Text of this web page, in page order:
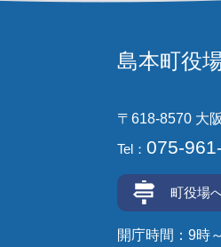
島本町役
〒618-8570 大
Tel： 075-
町役場
開庁時間：9時